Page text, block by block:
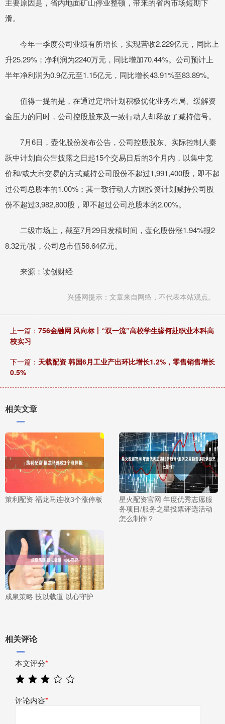
主要原因是，省内地面矿山停业整顿，带来的省内市场短期下
滑。
今年一季度公司业绩有所增长，实现营收2.229亿元，同比上
升25.29%；净利润为2240万元，同比增加70.44%。公司预计上
半年净利润为0.9亿元至1.15亿元，同比增长43.91%至83.89%。
值得一提的是，在通过定增计划积极优化业务布局、缓解资
金压力的同时，公司控股股东及一致行动人却释放了减持信号。
7月6日，壶化股份发布公告，公司控股股东、实际控制人秦
跃中计划自公告披露之日起15个交易日后的3个月内，以集中竞
价和/或大宗交易的方式减持公司股份不超过1,991,400股，即不超
过公司总股本的1.00%；其一致行动人方圆投资计划减持公司股
份不超过3,982,800股，即不超过公司总股本的2.00%。
二级市场上，截至7月29日发稿时间，壶化股份涨1.94%报2
8.32元/股，公司总市值56.64亿元。
来源：读创财经
兴盛网提示：文章来自网络，不代表本站观点。
上一篇： 756金融网 风向标丨“双一流”高校学生缘何赴职业本科高
校实习
下一篇： 天载配资 韩国6月工业产出环比增长1.2%，零售销售增长
0.5%
相关文章
策利配资 福龙马连收3个涨停板
星火配资官网 年度优秀志愿服
务项目/服务之星投票评选活动
怎么制作？
成泉策略 技以载道 以心守护
相关评论
本文评分*
评论内容*